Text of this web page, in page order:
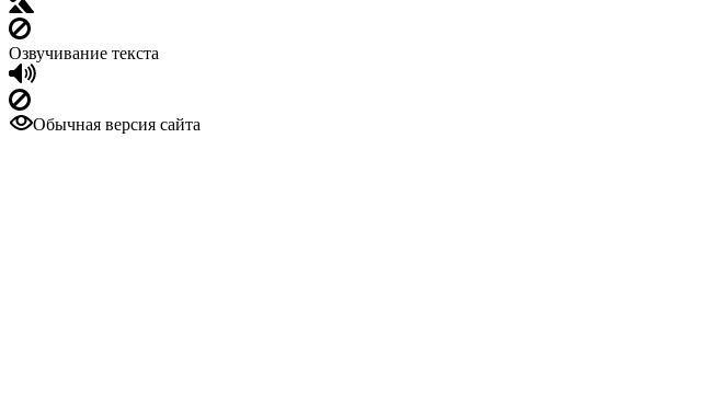
Озвучивание текста
Обычная версия сайта